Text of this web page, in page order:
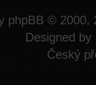
phpBB © 2000,
Designed by
Český